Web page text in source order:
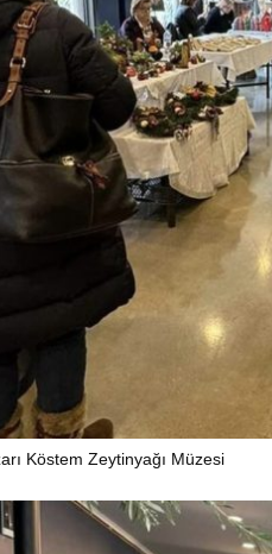
Köstem Zeytinyağı Müzesi